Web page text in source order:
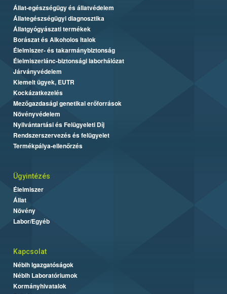
Állat-egészségügy és állatvédelem
Állategészségügyi diagnosztika
Állatgyógyászati termékek
Borászat és Alkoholos Italok
Élelmiszer- és takarmánybiztonság
Élelmiszerlánc-biztonsági laborhálózat
Járványvédelem
Kiemelt ügyek, EUTR
Kockázatkezelés
Mezőgazdasági genetikai erőforrások
Növényvédelem
Nyilvántartási és Felügyeleti Díj
Rendszerszervezés és felügyelet
Termékpálya-ellenőrzés
Ügyintézés
Élelmiszer
Állat
Növény
Labor/Egyéb
Kapcsolat
Nébih Igazgatóságok
Nébih Laboratóriumok
Kormányhivatalok